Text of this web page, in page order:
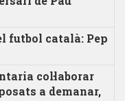
futbol català: Pep
col·laborar
a demanar,